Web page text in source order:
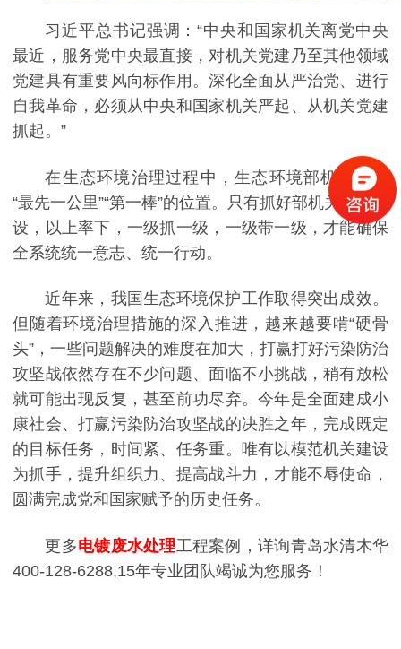
习近平总书记强调：“中央和国家机关离党中央
最近，服务党中央最直接，对机关党建乃至其他领域
党建具有重要风向标作用。深化全面从严治党、进行
自我革命，必须从中央和国家机关严起、从机关党建
抓起。”
在生态环境治理过程中，生态环境部机关处在
“最先一公里”“第一棒”的位置。只有抓好部机关党的建
设，以上率下，一级抓一级，一级带一级，才能确保
全系统统一意志、统一行动。
近年来，我国生态环境保护工作取得突出成效。
但随着环境治理措施的深入推进，越来越要啃“硬骨
头”，一些问题解决的难度在加大，打赢打好污染防治
攻坚战依然存在不少问题、面临不小挑战，稍有放松
就可能出现反复，甚至前功尽弃。今年是全面建成小
康社会、打赢污染防治攻坚战的决胜之年，完成既定
的目标任务，时间紧、任务重。唯有以模范机关建设
为抓手，提升组织力、提高战斗力，才能不辱使命，
圆满完成党和国家赋予的历史任务。
更多电镀废水处理工程案例，详询青岛水清木华
400-128-6288,15年专业团队竭诚为您服务！